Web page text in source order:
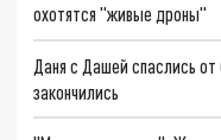
охотятся "живые дроны"
Даня с Дашей спаслись
закончились